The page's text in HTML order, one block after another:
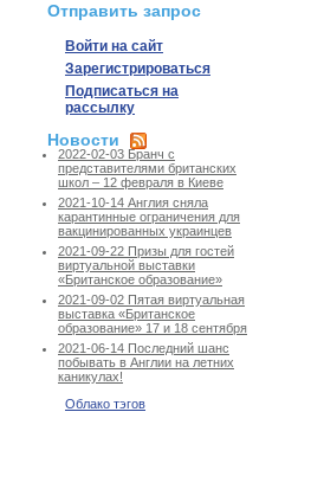
Отправить запрос
Войти на сайт
Зарегистрироваться
Подписаться на
рассылку
Новости
2022-02-03 Бранч с
представителями британских
школ – 12 февраля в Киеве
2021-10-14 Англия сняла
карантинные ограничения для
вакцинированных украинцев
2021-09-22 Призы для гостей
виртуальной выставки
«Британское образование»
2021-09-02 Пятая виртуальная
выставка «Британское
образование» 17 и 18 сентября
2021-06-14 Последний шанс
побывать в Англии на летних
каникулах!
Облако тэгов